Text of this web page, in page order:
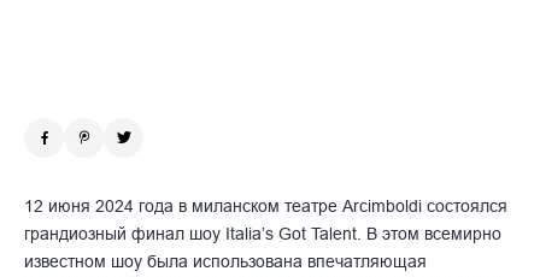
12 июня 2024 года в миланском театре Arcimboldi состоялся
грандиозный финал шоу Italia’s Got Talent. В этом всемирно
известном шоу была использована впечатляющая